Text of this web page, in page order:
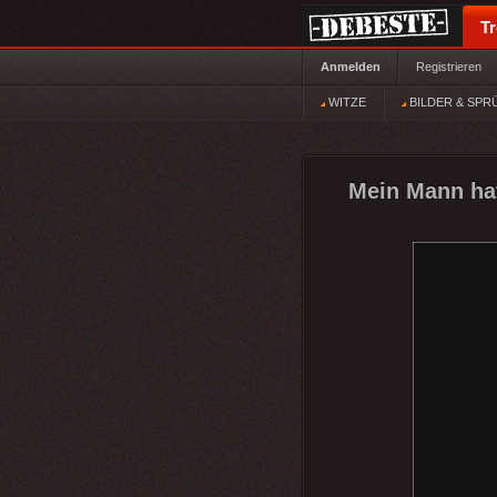
Anmelden Registrieren
WITZE BILDER &
Mein Mann